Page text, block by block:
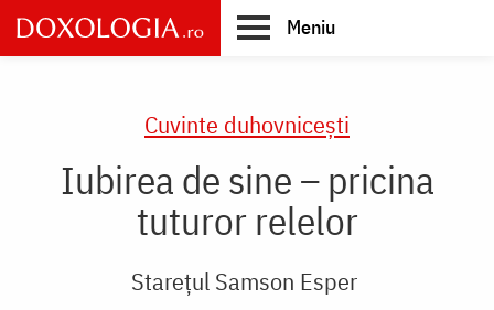
Skip
to
main
Meniu
Cuvinte duhovnicești
Iubirea de sine – pricina
tuturor relelor
Starețul Samson Esper